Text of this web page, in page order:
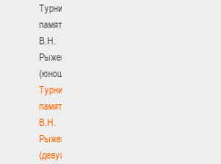
Турнир
памяти
В.Н.
Рыженкова
(юноши)
Турнир
памяти
В.Н.
Рыженкова
(девушки)